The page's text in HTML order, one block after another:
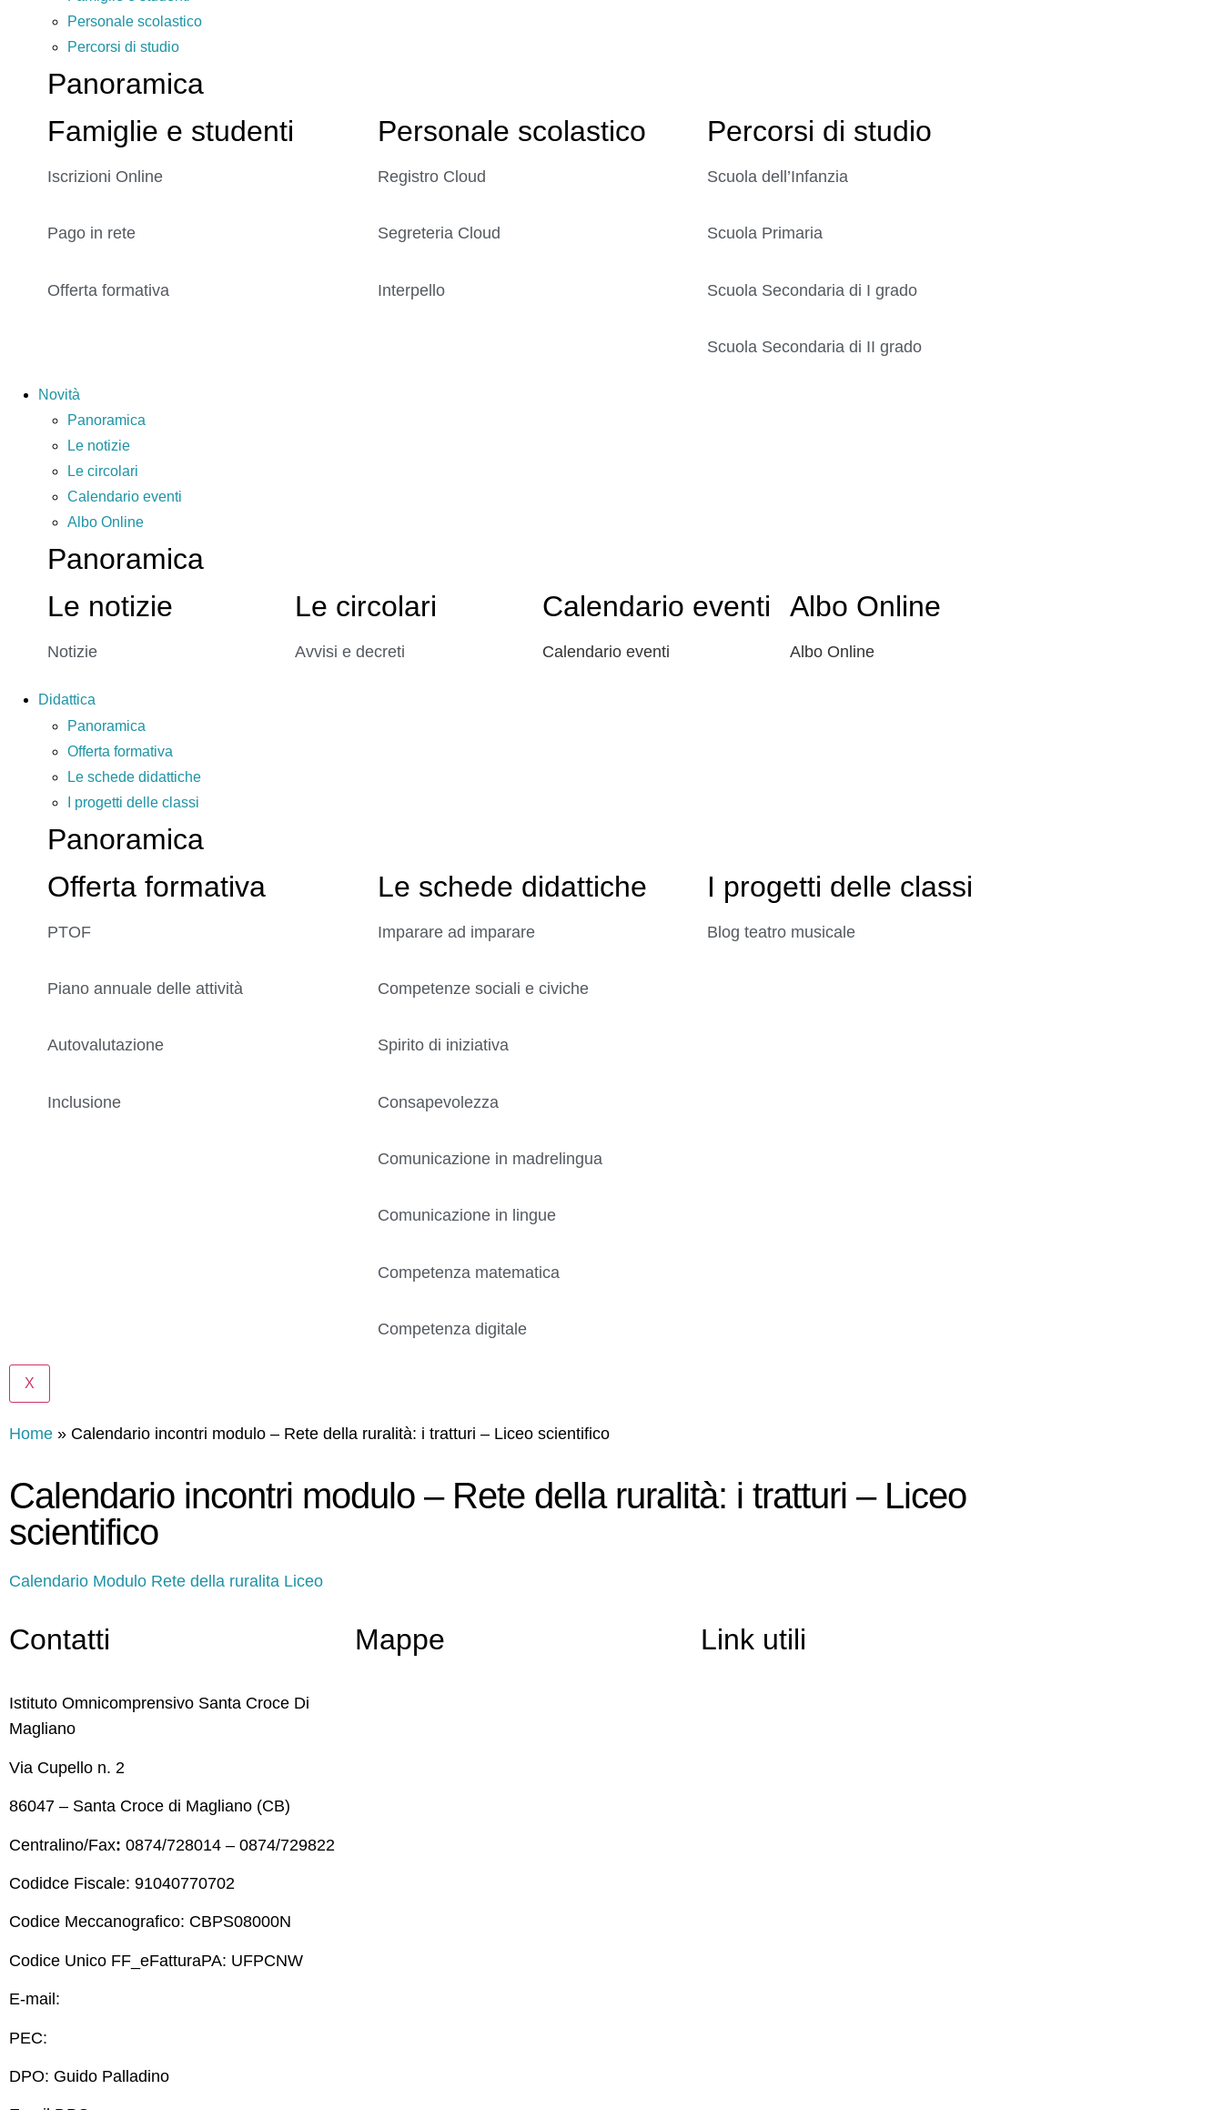
Personale scolastico
Percorsi di studio
Panoramica
Famiglie e studenti
Iscrizioni Online
Pago in rete
Offerta formativa
Personale scolastico
Registro Cloud
Segreteria Cloud
Interpello
Percorsi di studio
Scuola dell’Infanzia
Scuola Primaria
Scuola Secondaria di I grado
Scuola Secondaria di II grado
Novità
Panoramica
Le notizie
Le circolari
Calendario eventi
Albo Online
Panoramica
Le notizie
Notizie
Le circolari
Avvisi e decreti
Calendario eventi
Calendario eventi
Albo Online
Albo Online
Didattica
Panoramica
Offerta formativa
Le schede didattiche
I progetti delle classi
Panoramica
Offerta formativa
PTOF
Piano annuale delle attività
Autovalutazione
Inclusione
Le schede didattiche
Imparare ad imparare
Competenze sociali e civiche
Spirito di iniziativa
Consapevolezza
Comunicazione in madrelingua
Comunicazione in lingue
Competenza matematica
Competenza digitale
I progetti delle classi
Blog teatro musicale
X
Home » Calendario incontri modulo – Rete della ruralità: i tratturi – Liceo scientifico
Calendario incontri modulo – Rete della ruralità: i tratturi – Liceo
scientifico
Calendario Modulo Rete della ruralita Liceo
Contatti
Istituto Omnicomprensivo Santa Croce Di
Magliano
Via Cupello n. 2
86047 – Santa Croce di Magliano (CB)
Centralino/Fax: 0874/728014 – 0874/729822
Codidce Fiscale: 91040770702
Codice Meccanografico: CBPS08000N
Codice Unico FF_eFatturaPA: UFPCNW
E-mail:
PEC:
DPO: Guido Palladino
Mappe Link utili